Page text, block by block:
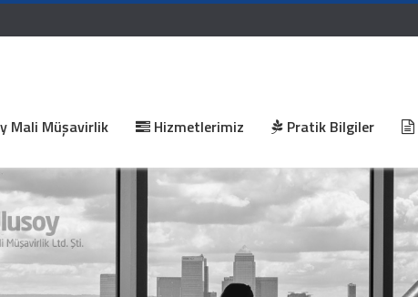
Mali Müşavirlik Hizmetlerimiz Pratik Bilgiler